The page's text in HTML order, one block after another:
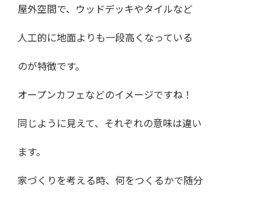
屋外空間で、ウッドデッキやタイルなど
人工的に地面よりも一段高くなっている
のが特徴です。
オープンカフェなどのイメージですね！
同じように見えて、それぞれの意味は違い
ます。
家づくりを考える時、何をつくるかで随分